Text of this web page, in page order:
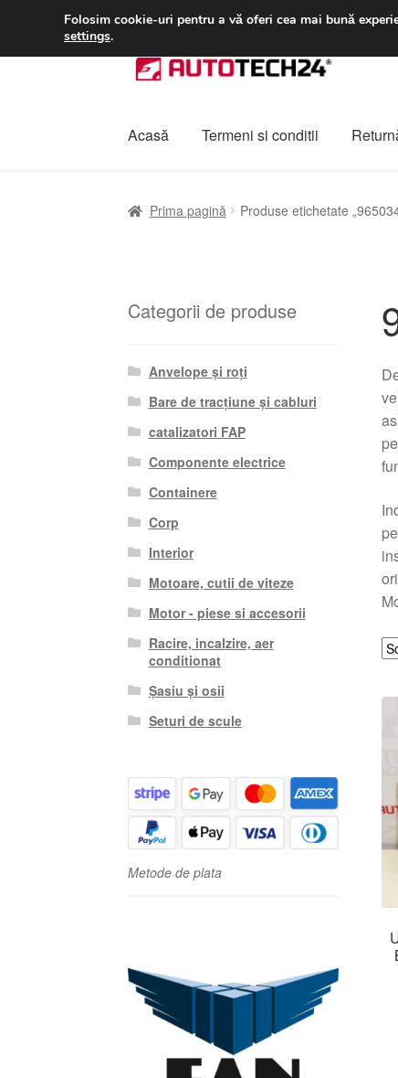
LIVRARE de la 33 lei
Sari
la
Sari
la
Acasă Termeni si conditii
Prima pagină Produse etichetate
Categorii de produse
Anvelope și roți
Bare de tracțiune și cabluri
catalizatori FAP
Componente electrice
Containere
Corp
Interior
Motoare, cutii de viteze
Motor - piese si accesorii
Racire, incalzire, aer
conditionat
Șasiu și osii
Seturi de scule
Metode de plata
Folosim cookie-uri pentru a vă oferi cea mai bună
settings.